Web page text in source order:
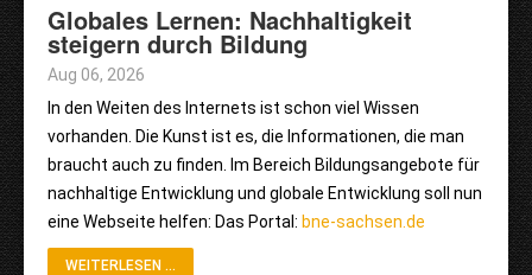
Globales Lernen: Nachhaltigkeit
steigern durch Bildung
Aug 06, 2026
In den Weiten des Internets ist schon viel Wissen
vorhanden. Die Kunst ist es, die Informationen, die man
braucht auch zu finden. Im Bereich Bildungsangebote für
nachhaltige Entwicklung und globale Entwicklung soll nun
eine Webseite helfen: Das Portal: bne-sachsen.de
WEITERLESEN ...